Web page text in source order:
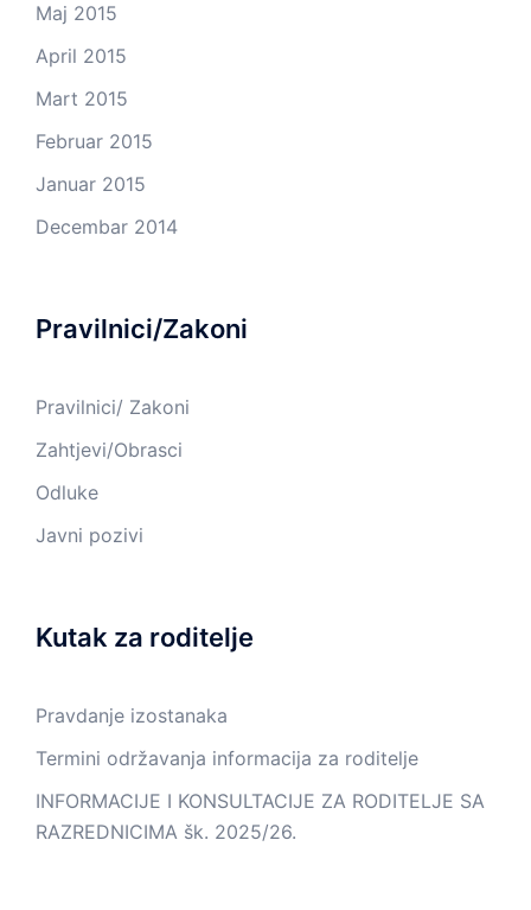
Maj 2015
April 2015
Mart 2015
Februar 2015
Januar 2015
Decembar 2014
Pravilnici/Zakoni
Pravilnici/ Zakoni
Zahtjevi/Obrasci
Odluke
Javni pozivi
Kutak za roditelje
Pravdanje izostanaka
Termini održavanja informacija za roditelje
INFORMACIJE I KONSULTACIJE ZA RODITELJE SA
RAZREDNICIMA šk. 2025/26.